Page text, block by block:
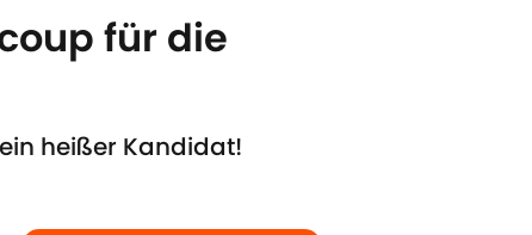
für die
heißer Kandidat!